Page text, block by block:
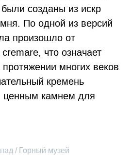
созданы из искр
По одной из версий
произошло от
что означает
протяжении многих веков
кремень
ценным камнем для
/ Горный музей